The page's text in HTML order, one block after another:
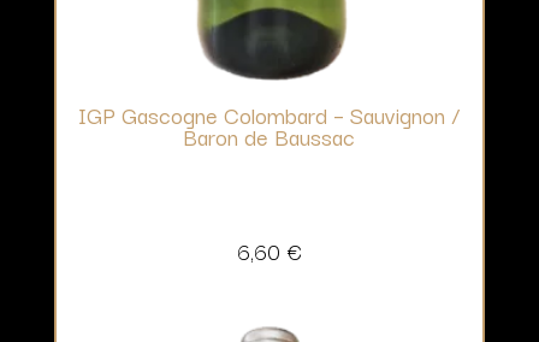
IGP Gascogne Colombard – Sauvignon /
Baron de Baussac
6,60 €